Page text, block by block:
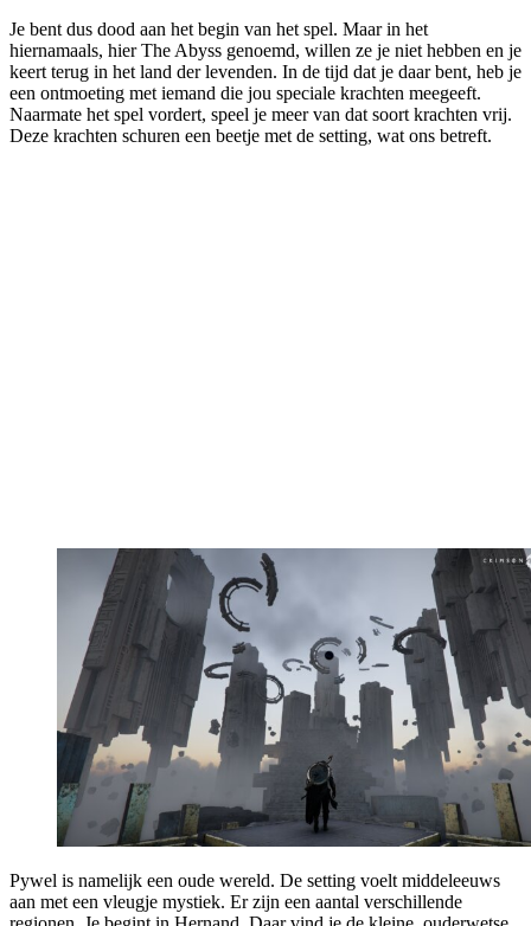
Je bent dus dood aan het begin van het spel. Maar in het
hiernamaals, hier The Abyss genoemd, willen ze je niet hebben en je
keert terug in het land der levenden. In de tijd dat je daar bent, heb je
een ontmoeting met iemand die jou speciale krachten meegeeft.
Naarmate het spel vordert, speel je meer van dat soort krachten vrij.
Deze krachten schuren een beetje met de setting, wat ons betreft.
Pywel is namelijk een oude wereld. De setting voelt middeleeuws
aan met een vleugje mystiek. Er zijn een aantal verschillende